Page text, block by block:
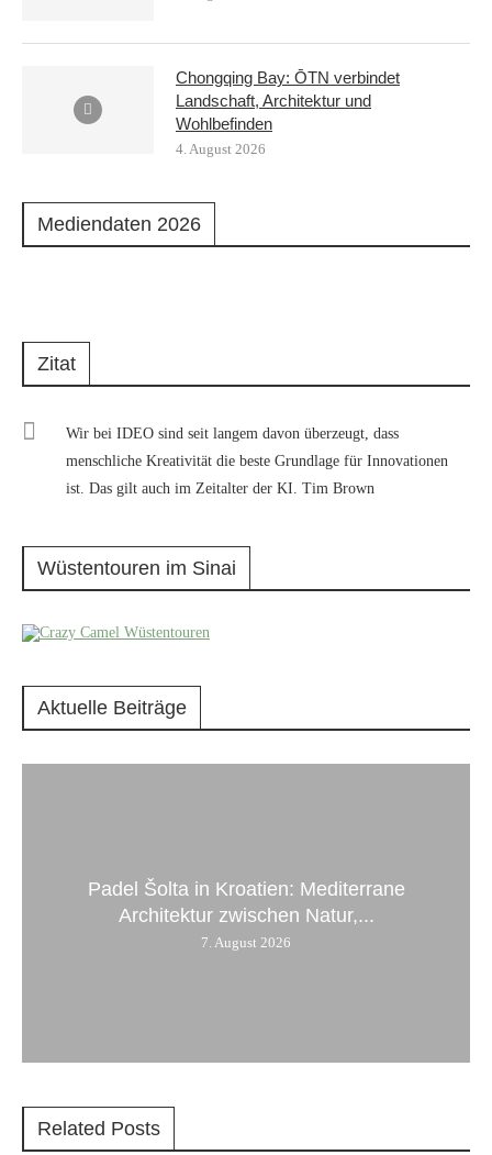
Chongqing Bay: ŌTN verbindet
Landschaft, Architektur und
Wohlbefinden
4. August 2026
Mediendaten 2026
Zitat
Wir bei IDEO sind seit langem davon überzeugt, dass
menschliche Kreativität die beste Grundlage für Innovationen
ist. Das gilt auch im Zeitalter der KI. Tim Brown
Wüstentouren im Sinai
Aktuelle Beiträge
Padel Šolta in Kroatien: Mediterrane
Architektur zwischen Natur,...
7. August 2026
Related Posts